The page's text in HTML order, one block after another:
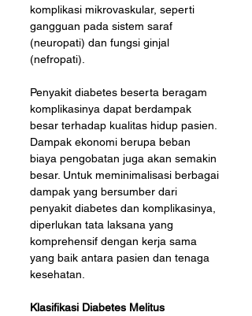
komplikasi mikrovaskular, seperti
gangguan pada sistem saraf
(neuropati) dan fungsi ginjal
(nefropati).
Penyakit diabetes beserta beragam
komplikasinya dapat berdampak
besar terhadap kualitas hidup pasien.
Dampak ekonomi berupa beban
biaya pengobatan juga akan semakin
besar. Untuk meminimalisasi berbagai
dampak yang bersumber dari
penyakit diabetes dan komplikasinya,
diperlukan tata laksana yang
komprehensif dengan kerja sama
yang baik antara pasien dan tenaga
kesehatan.
Klasifikasi Diabetes Melitus